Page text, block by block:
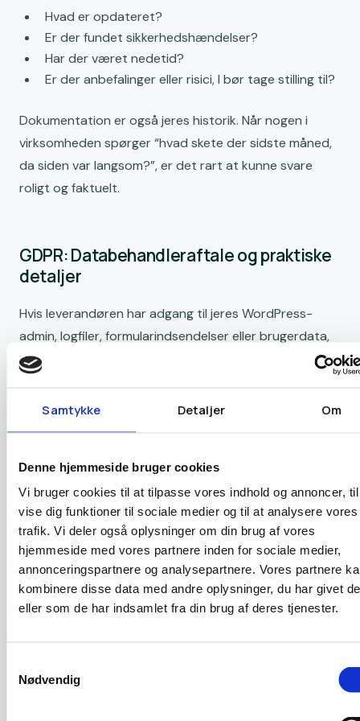
Samtykke Detaljer Om
Denne hjemmeside bruger cookies
Vi bruger cookies til at tilpasse vores indhold og annoncer,
vise dig funktioner til sociale medier og til at analysere vores
trafik. Vi deler også oplysninger om din brug af vores
hjemmeside med vores partnere inden for sociale medier,
annonceringspartnere og analysepartnere. Vores partnere
kombinere disse data med andre oplysninger, du har givet
eller som de har indsamlet fra din brug af deres tjenester.
Nødvendig
Hvad er opdateret?
Er der fundet sikkerhedshændelser?
Har der været nedetid?
Er der anbefalinger eller risici, I bør tage stilling til?
Dokumentation er også jeres historik. Når nogen i
virksomheden spørger “hvad skete der sidste måned,
da siden var langsom?”, er det rart at kunne svare
roligt og faktuelt.
GDPR: Databehandleraftale og praktiske
detaljer
Hvis leverandøren har adgang til jeres WordPress-
admin, logfiler, formularindsendelser eller brugerdata,
er der typisk tale om databehandling. Så bør der være
bør få beskrevet de tekniske og organisatoriske
Det behøver ikke være tungt, men det skal være
tydeligt:
Adgangsstyring (roller, 2FA)
Hvem der kan tilgå hvad
Hvordan backup opbevares
Hvordan I håndterer sletning, hvis en person